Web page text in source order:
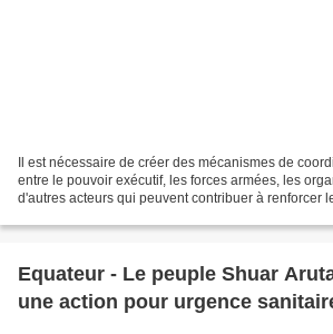
Il est nécessaire de créer des mécanismes de
entre le pouvoir exécutif, les forces armées, les
d'autres acteurs qui peuvent contribuer à renforcer
Equateur - Le peuple Shuar
une action pour urgence